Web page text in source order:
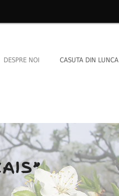
DESPRE NOI CASUTA DIN LUNCA